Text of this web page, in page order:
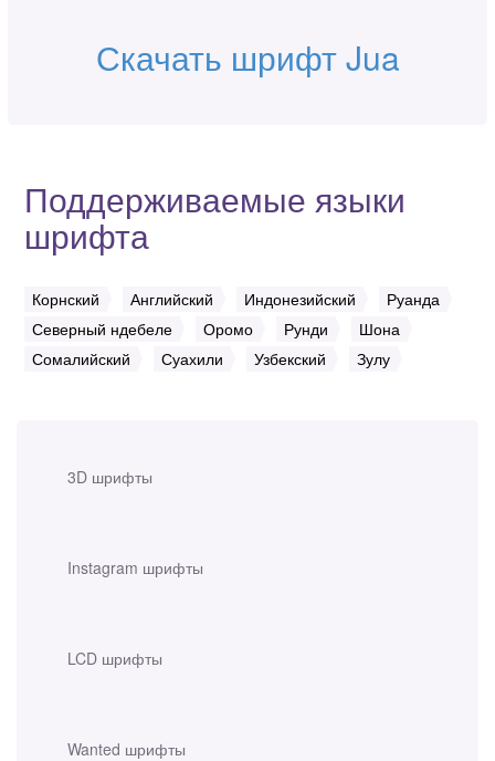
3D шрифты
Instagram шрифты
LCD шрифты
Wanted шрифты
Скачать шрифт Jua
Поддерживаемые языки
шрифта
Корнский Английский Индонезийский
Руанда
Северный ндебеле
Оромо Рунди
Шона
Сомалийский
Суахили Узбекский Зулу